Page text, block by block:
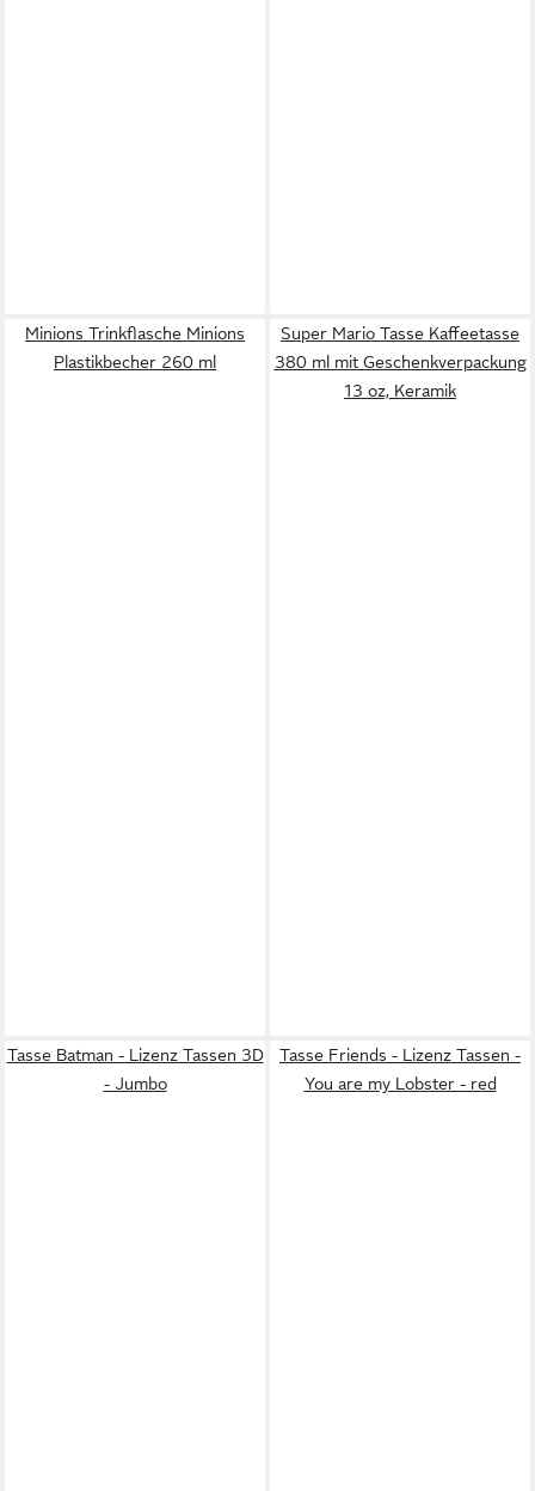
Minions Trinkflasche Minions
Plastikbecher 260 ml
Super Mario Tasse Kaffeetasse
380 ml mit Geschenkverpackung
13 oz, Keramik
Tasse Batman - Lizenz Tassen 3D
- Jumbo
Tasse Friends - Lizenz Tassen -
You are my Lobster - red